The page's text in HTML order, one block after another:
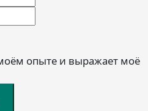
опыте и выражает моё